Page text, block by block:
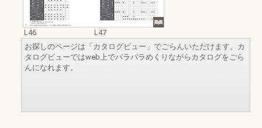
L46
L47
お探しのページは「カタログビュー」でごらんいただけます。カ
タログビューではweb上でパラパラめくりながらカタログをごら
んになれます。